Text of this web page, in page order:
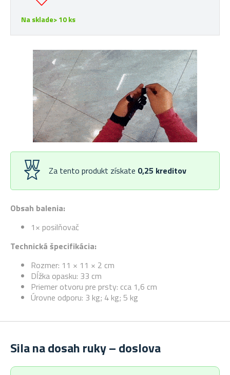
Obsah balenia:
1× posilňovač
Technická špecifikácia:
Rozmer: 11 × 11 × 2 cm
Dĺžka opasku: 33 cm
Priemer otvoru pre prsty: cca 1,6 cm
Úrovne odporu: 3 kg; 4 kg; 5 kg
Na sklade> 10 ks
Za tento produkt získate 0,25 kreditov
Sila na dosah ruky – doslova